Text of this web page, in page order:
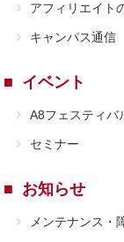
アフィリエイト
キャンパス通信
イベント
A8フェスティバ
セミナー
お知らせ
メンテナンス・